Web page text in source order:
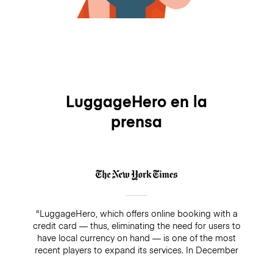
LuggageHero en la
prensa
"LuggageHero, which offers online booking with a
credit card — thus, eliminating the need for users to
have local currency on hand — is one of the most
recent players to expand its services. In December